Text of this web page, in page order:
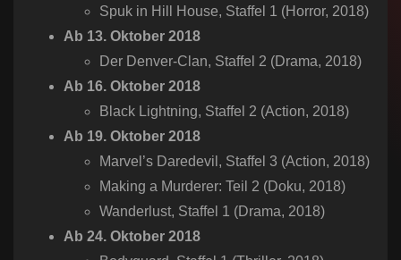
Spuk in Hill House, Staffel 1 (Horror, 2018)
Ab 13. Oktober 2018
Der Denver-Clan, Staffel 2 (Drama, 2018)
Ab 16. Oktober 2018
Black Lightning, Staffel 2 (Action, 2018)
Ab 19. Oktober 2018
Marvel’s Daredevil, Staffel 3 (Action, 2018)
Making a Murderer: Teil 2 (Doku, 2018)
Wanderlust, Staffel 1 (Drama, 2018)
Ab 24. Oktober 2018